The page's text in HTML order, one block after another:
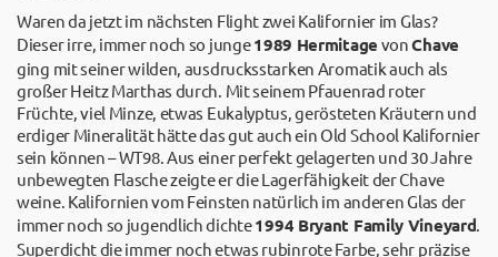
Waren da jetzt im nächsten Flight zwei Kalifornier im Glas?
Dieser irre, immer noch so junge1989 Hermitage vonChave
ging mit seiner wilden, ausdrucksstarken Aromatik auch als
großer Heitz Marthas durch. Mit seinem Pfauenrad roter
Früchte, viel Minze, etwas Eukalyptus, gerösteten Kräutern und
erdiger Mineralität hätte das gut auch ein Old School Kalifornier
sein können – WT98. Aus einer perfekt gelagerten und 30 Jahre
unbewegten Flasche zeigte er die Lagerfähigkeit der Chave
weine. Kalifornien vom Feinsten natürlich im anderen Glas der
immer noch so jugendlich dichte1994 Bryant Family Vineyard.
Superdicht die immer noch etwas rubinrote Farbe, sehr präzise